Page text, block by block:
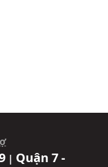
| Quận 7 -